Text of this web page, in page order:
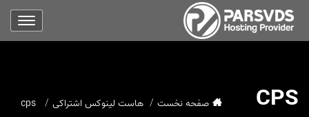
CPS صفحه نخست هاست لینوکس اشتراکی